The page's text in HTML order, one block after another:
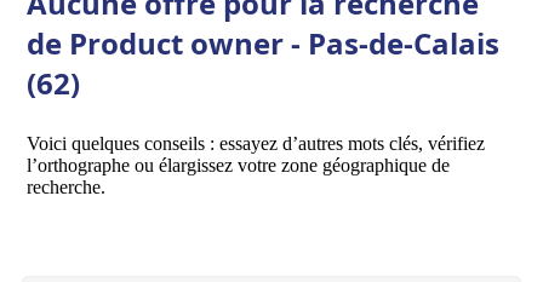
de Product owner - Pas-de-Calais
(62)
Voici quelques conseils : essayez d’autres mots clés, vérifiez
l’orthographe ou élargissez votre zone géographique de
recherche.